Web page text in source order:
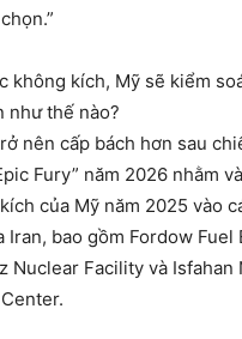
không kích, Mỹ sẽ kiểm
như thế nào?
nên cấp bách hơn sau
Fury” năm 2026 nhằm
của Mỹ năm 2025 vào
Iran, bao gồm Fordow Fuel
Nuclear Facility và Isfahan